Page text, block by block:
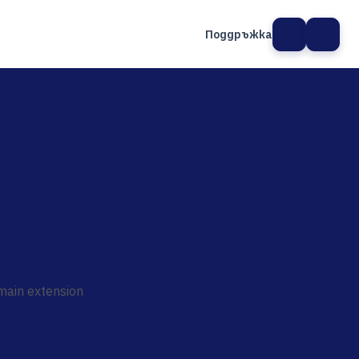
Поддръжка